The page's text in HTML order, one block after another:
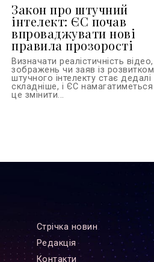
Закон про штучний
інтелект: ЄС почав
впроваджувати нові
правила прозорості
Визначати реалістичність відео,
зображень чи заяв із розвитком
штучного інтелекту стає дедалі
складніше, і ЄС намагатиметься
це змінити...
Стрiчка новин
Редакцiя
Контакти